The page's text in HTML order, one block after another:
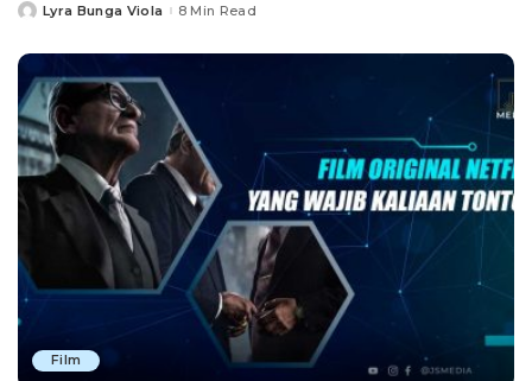
PostedLyra Bunga Viola 8 Min Read
Film